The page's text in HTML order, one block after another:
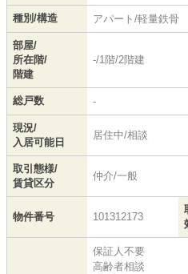
種別/構造 アパート/軽量鉄骨
部屋/
所在階/
階建
-/1階/2階建
総戸数 -
現況/
入居可能日
居住中/相談
取引態様/
賃貸区分
仲介/一般
物件番号 101312173
保証人不要
高齢者相談